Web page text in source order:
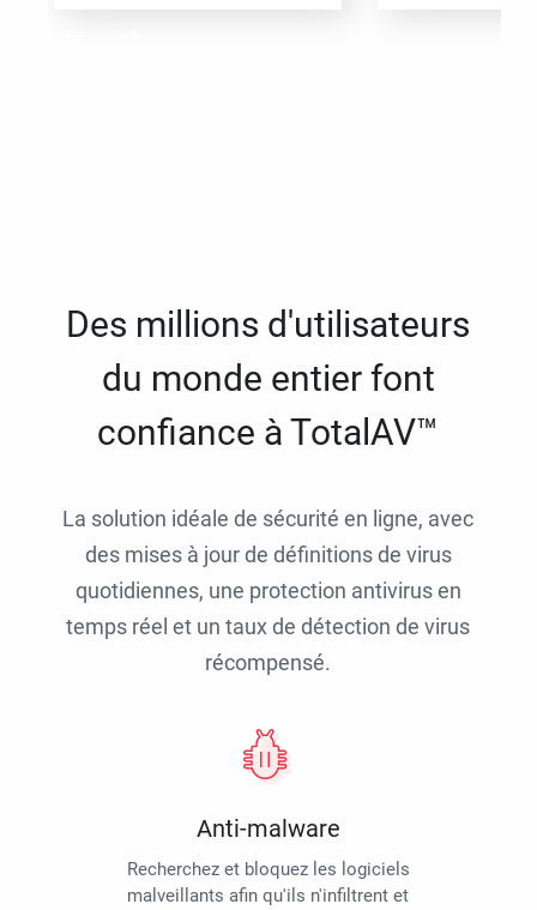
Des millions d'utilisateurs
du monde entier font
confiance à TotalAV™
La solution idéale de sécurité en ligne, avec
des mises à jour de définitions de virus
quotidiennes, une protection antivirus en
temps réel et un taux de détection de virus
récompensé.
Anti-malware
Recherchez et bloquez les logiciels
malveillants afin qu'ils n'infiltrent et